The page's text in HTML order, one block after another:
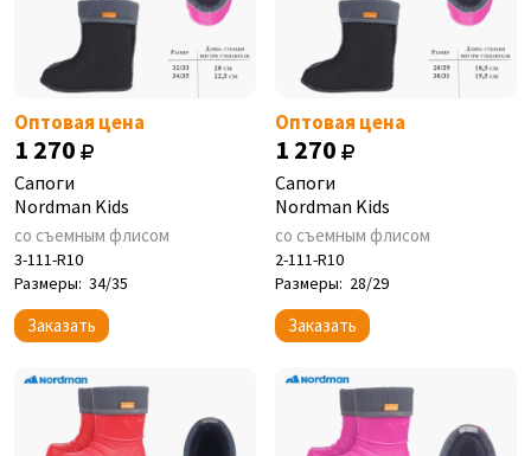
Оптовая цена
1 270
Сапоги
Nordman Kids
со съемным флисом
3-111-R10
Размеры: 34/35
Заказать
Оптовая цена
1 270
Сапоги
Nordman Kids
со съемным флисом
2-111-R10
Размеры: 28/29
Заказать